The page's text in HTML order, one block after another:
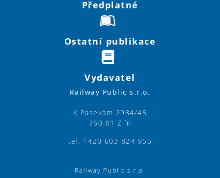
Předplatné
Ostatní publikace
Vydavatel
Railway Public s.r.o.
K Pasekám 2984/45
760 01 Zlín
tel. +420 603 824 955
Railway Public s.r.o.